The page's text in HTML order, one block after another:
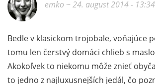
emko ~ 24. august 2014 - 13:34
Bedle v klasickom trojobale, voňajúce
tomu len čerstvý domáci chlieb s
Akokoľvek to niekomu môže znieť
to jedno z najluxusnejších jedál, čo